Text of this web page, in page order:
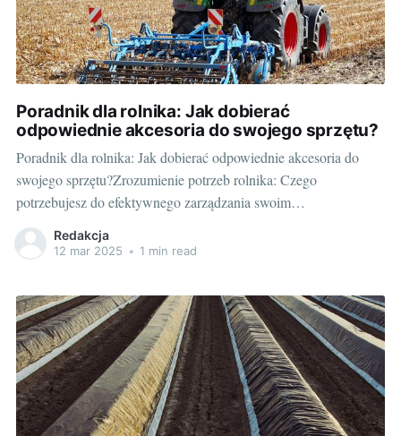
Poradnik dla rolnika: Jak dobierać
odpowiednie akcesoria do swojego sprzętu?
Poradnik dla rolnika: Jak dobierać odpowiednie akcesoria do
swojego sprzętu?Zrozumienie potrzeb rolnika: Czego
potrzebujesz do efektywnego zarządzania swoim
gospodarstwem?Prowadzenie gospodarstwa rolnego to zadanie
wyjątkowo skomplikowane, które wymaga nie tylko wiedzy i
Nic dziwnego, że tak wiele osób zastanawia się, jak wybrać
Redakcja
12 mar 2025 • 1 min read